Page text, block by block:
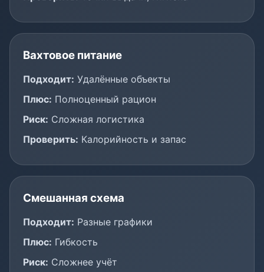
Вахтовое питание
Подходит: Удалённые объекты
Плюс: Полноценный рацион
Риск: Сложная логистика
Проверить: Калорийность и запас
Смешанная схема
Подходит: Разные графики
Плюс: Гибкость
Риск: Сложнее учёт